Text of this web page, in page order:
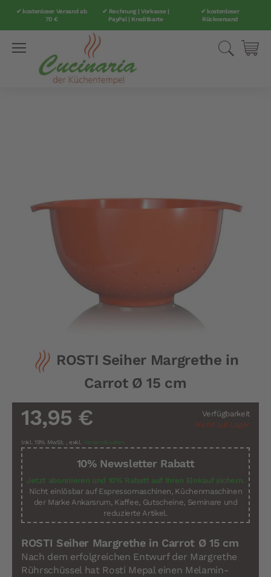
✔ kostenloser Versand ab
70 €
✔ Rechnung | Vorkasse |
PayPal | Kreditkarte
✔ kostenloser
Rückversand
Suche
ROSTI Seiher Margrethe in
Carrot Ø 15 cm
Verfügbarkeit
Nicht auf Lager
13,95 €
Inkl. 19% MwSt. , exkl. Versandkosten
10% Newsletter Rabatt
Jetzt abonnieren und 10% Rabatt auf Ihren Einkauf sichern.
Nicht einlösbar auf Espressomaschinen, Küchenmaschinen
der Marke Ankarsrum, Kaffee, Gutscheine, Seminare und
reduzierte Artikel.
ROSTI Seiher Margrethe in Carrot Ø 15 cm
Nach dem erfolgreichen Entwurf der Margrethe
Rührschüssel hat Rosti Mepal einen Melamin-